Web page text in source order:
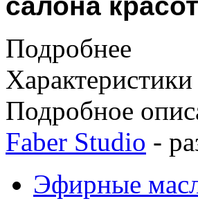
Подробнее
Характеристики
Подробное
Faber Studio -
Эфирные